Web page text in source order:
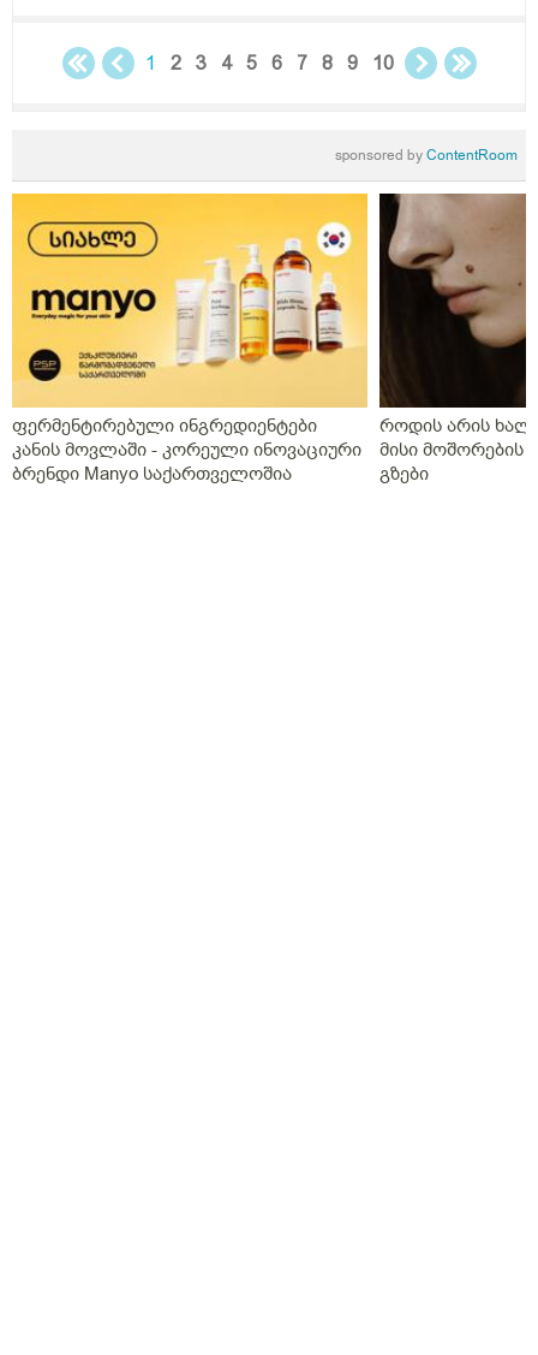
1 2 3 4 5 6 7 8 9 10
sponsored byContentRoom
ფერმენტირებული ინგრედიენტები
კანის მოვლაში - კორეული ინოვაციური
ბრენდი Manyo საქართველოშია
როდის არის
მისი მოშორების
გზები